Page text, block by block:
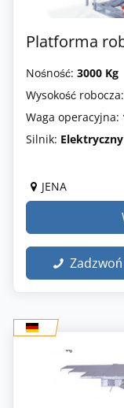
Platforma
Nośność: 3000 Kg
Wysokość robocza:
Waga operacyjna:
Silnik: Elektryczny
JENA
Zadzwoń